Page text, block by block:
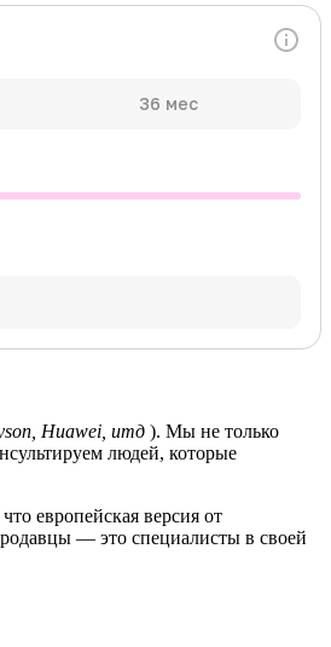
36 мес
Huawei, итд ). Мы не только
людей, которые
европейская версия от
— это специалисты в своей